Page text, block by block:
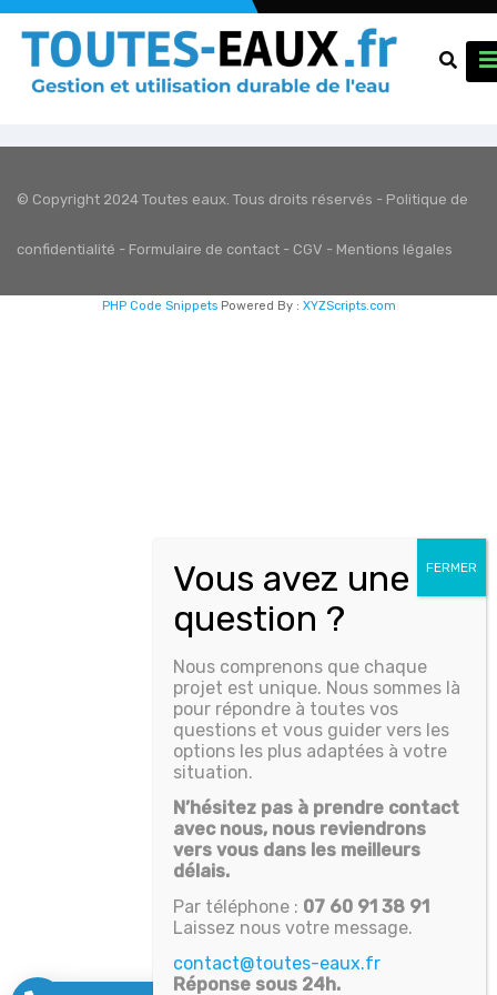
© Copyright 2024 Toutes eaux. Tous droits réservés - Politique de
confidentialité - Formulaire de contact - CGV - Mentions légales
PHP Code SnippetsPowered By : XYZScripts.com
Nous comprenons que chaque
projet est unique. Nous sommes là
pour répondre à toutes vos
questions et vous guider vers les
options les plus adaptées à votre
situation.
N’hésitez pas à prendre contact
avec nous, nous reviendrons
vers vous dans les meilleurs
délais.
Par téléphone : 07 60 91 38 91
Laissez nous votre message.
contact@toutes-eaux.fr
Réponse sous 24h.